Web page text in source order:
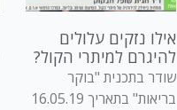
אילו נזקים עלולים
להיגרם למיתרי הקול?
שודר בתכנית "בוקר
בריאות" בתאריך 16.05.19